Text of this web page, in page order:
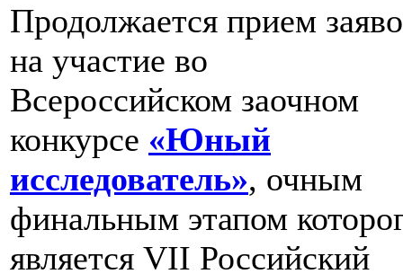
Продолжается прием
на участие во
Всероссийском заочном
конкурсе «Юный
исследователь», очным
финальным этапом
является VII Российский